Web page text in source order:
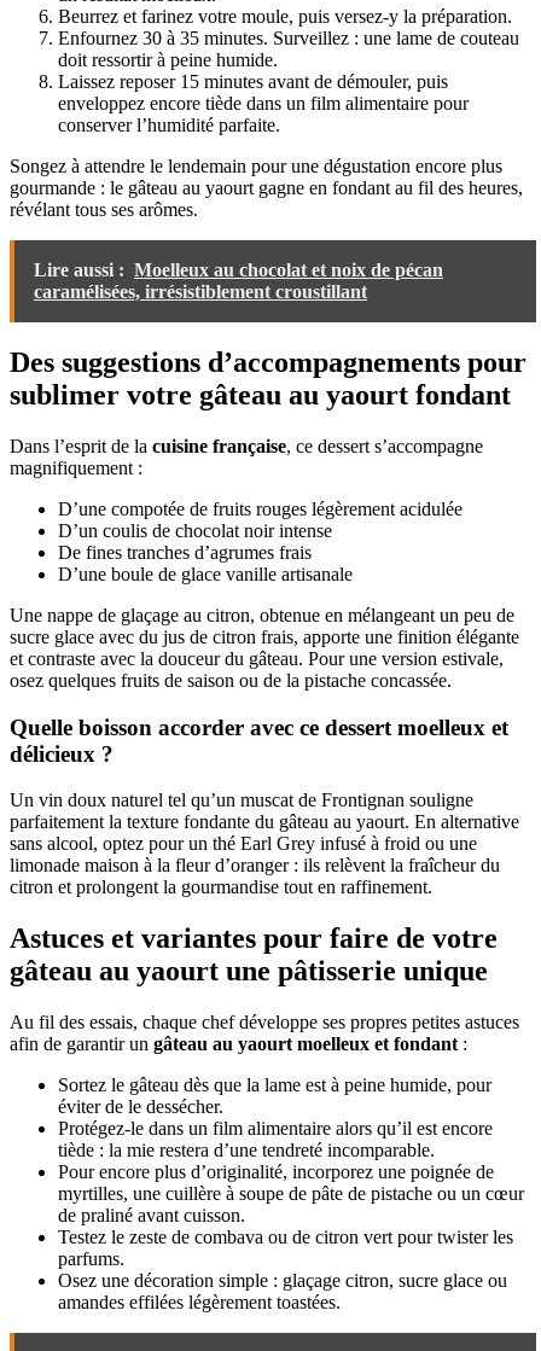
Beurrez et farinez votre moule, puis versez-y la préparation.
Enfournez 30 à 35 minutes. Surveillez : une lame de couteau
doit ressortir à peine humide.
Laissez reposer 15 minutes avant de démouler, puis
enveloppez encore tiède dans un film alimentaire pour
conserver l’humidité parfaite.
Songez à attendre le lendemain pour une dégustation encore plus
gourmande : le gâteau au yaourt gagne en fondant au fil des heures,
révélant tous ses arômes.
Lire aussi : Moelleux au chocolat et noix de pécan
caramélisées, irrésistiblement croustillant
Des suggestions d’accompagnements pour
sublimer votre gâteau au yaourt fondant
Dans l’esprit de la cuisine française, ce dessert s’accompagne
magnifiquement :
D’une compotée de fruits rouges légèrement acidulée
D’un coulis de chocolat noir intense
De fines tranches d’agrumes frais
D’une boule de glace vanille artisanale
Une nappe de glaçage au citron, obtenue en mélangeant un peu de
sucre glace avec du jus de citron frais, apporte une finition élégante
et contraste avec la douceur du gâteau. Pour une version estivale,
osez quelques fruits de saison ou de la pistache concassée.
Quelle boisson accorder avec ce dessert moelleux et
délicieux ?
Un vin doux naturel tel qu’un muscat de Frontignan souligne
parfaitement la texture fondante du gâteau au yaourt. En alternative
sans alcool, optez pour un thé Earl Grey infusé à froid ou une
limonade maison à la fleur d’oranger : ils relèvent la fraîcheur du
citron et prolongent la gourmandise tout en raffinement.
Astuces et variantes pour faire de votre
gâteau au yaourt une pâtisserie unique
Au fil des essais, chaque chef développe ses propres petites astuces
afin de garantir un gâteau au yaourt moelleux et fondant :
Sortez le gâteau dès que la lame est à peine humide, pour
éviter de le dessécher.
Protégez-le dans un film alimentaire alors qu’il est encore
tiède : la mie restera d’une tendreté incomparable.
Pour encore plus d’originalité, incorporez une poignée de
myrtilles, une cuillère à soupe de pâte de pistache ou un cœur
de praliné avant cuisson.
Testez le zeste de combava ou de citron vert pour twister les
parfums.
Osez une décoration simple : glaçage citron, sucre glace ou
amandes effilées légèrement toastées.